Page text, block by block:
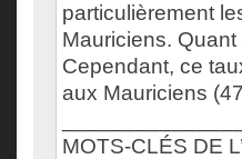
particulièrement
Mauriciens.
Cependant, ce
aux Mauriciens
MOTS-CLÉS DE